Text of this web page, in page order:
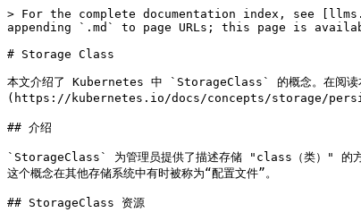
> For the complete documentation index, see
appending `.md` to page URLs; this page is
# Storage Class
本文介绍了 Kubernetes 中 `StorageClass` 的概念。在
(https://kubernetes.io/docs/concepts/storage/
## 介绍
`StorageClass` 为管理员提供了描述存储 "class（类）" 的方
这个概念在其他存储系统中有时被称为“配置文件”。
## StorageClass 资源